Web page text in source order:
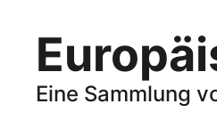
Eine Sammlung